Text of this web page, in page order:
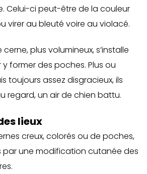
Celui-ci peut-être de la couleur
virer au bleuté voire au violacé.
plus volumineux, s’installe
y former des poches. Plus ou
toujours assez disgracieux, ils
regard, un air de chien battu.
lieux
creux, colorés ou de poches,
par une modification cutanée des